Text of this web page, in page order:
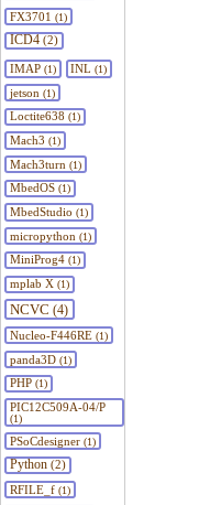
FX3701 (1)
ICD4 (2)
IMAP(1) INL (1)
jetson (1)
Loctite638 (1)
Mach3 (1)
Mach3turn (1)
MbedOS(1)
MbedStudio (1)
micropython (1)
MiniProg4(1)
mplab X(1)
NCVC (4)
Nucleo-F446RE(1)
panda3D(1)
PHP(1)
PIC12C509A-04/P
(1)
PSoCdesigner(1)
Python (2)
RFILE_f(1)